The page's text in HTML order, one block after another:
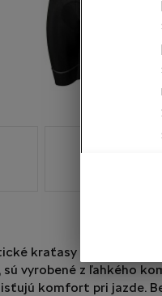
kraťasy s trakmi, so
vyrobené z ľahkého
komfort pri jazde.